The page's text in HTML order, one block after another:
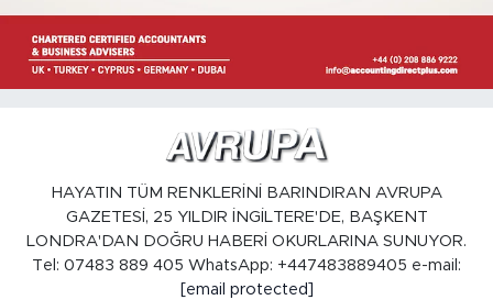
HAYATIN TÜM RENKLERİNİ BARINDIRAN AVRUPA
GAZETESİ, 25 YILDIR İNGİLTERE'DE, BAŞKENT
LONDRA'DAN DOĞRU HABERİ OKURLARINA SUNUYOR.
Tel: 07483 889 405 WhatsApp: +447483889405 e-mail:
[email protected]